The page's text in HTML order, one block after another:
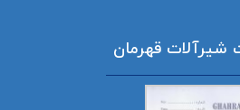
شیرآلات قهرمان